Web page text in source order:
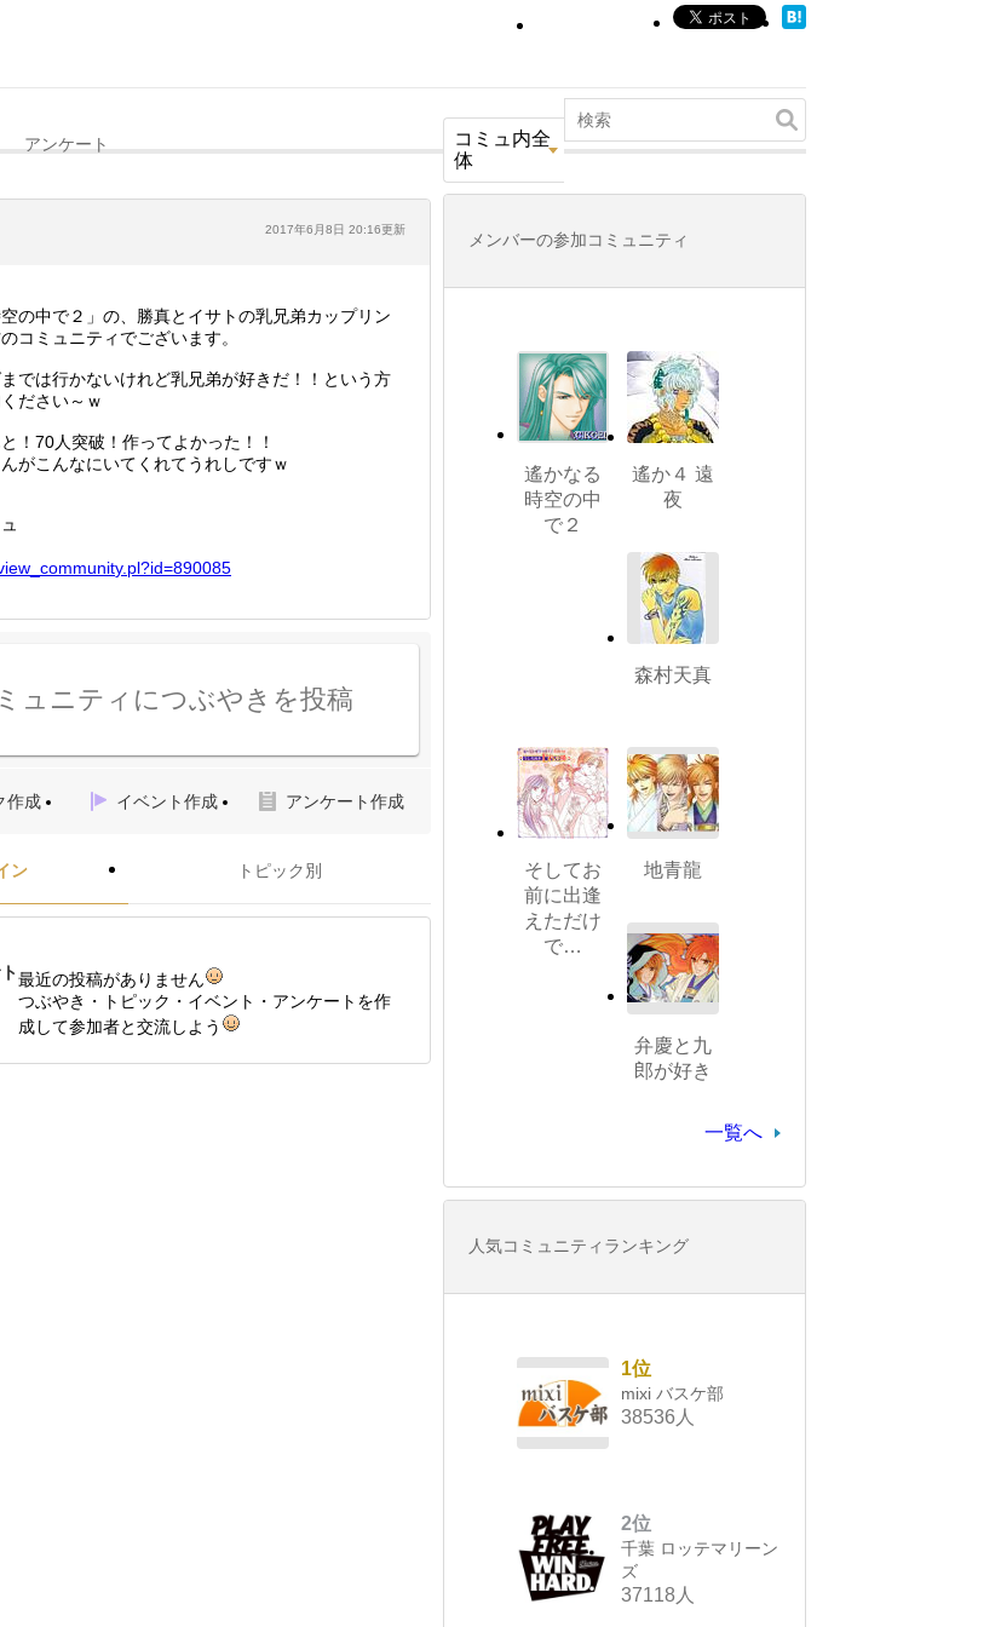
アンケート
コミュ内全
体
2017年6月8日 20:16更新
空の中で２」の、勝真とイサトの乳兄弟カップリン
コミュニティでございます。
では行かないけれど乳兄弟が好きだ！！という方
ださい～ｗ
！70人突破！作ってよかった！！
がこんなにいてくれてうれしですｗ
ommunity.pl?id=890085
ュニティにつぶやきを投稿
作成 イベント作成 アンケート作成
ン トピック別
最近の投稿がありません
つぶやき・トピック・イベント・アンケートを作
成して参加者と交流しよう
メンバーの参加コミュニティ
遙かなる
時空の中
で２
遙か４ 遠
夜
森村天真
そしてお
前に出逢
えただけ
で…
地青龍
弁慶と九
郎が好き
一覧へ
人気コミュニティランキング
1位
mixi バスケ部
38536人
2位
千葉 ロッテマリーン
ズ
37118人